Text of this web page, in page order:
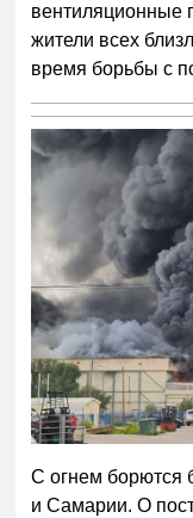
вентиляционные
жители всех
время борьбы с
С огнем борются
и Самарии. О